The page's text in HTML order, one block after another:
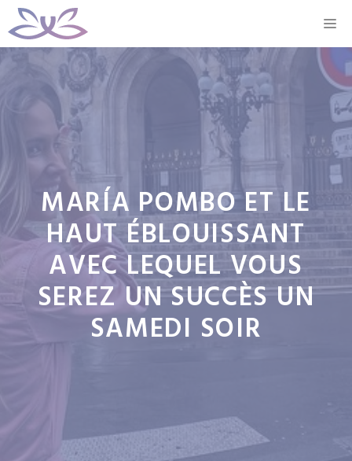
Aller
au
contenu
MARÍA POMBO ET LE
HAUT ÉBLOUISSANT
AVEC LEQUEL VOUS
SEREZ UN SUCCÈS UN
SAMEDI SOIR